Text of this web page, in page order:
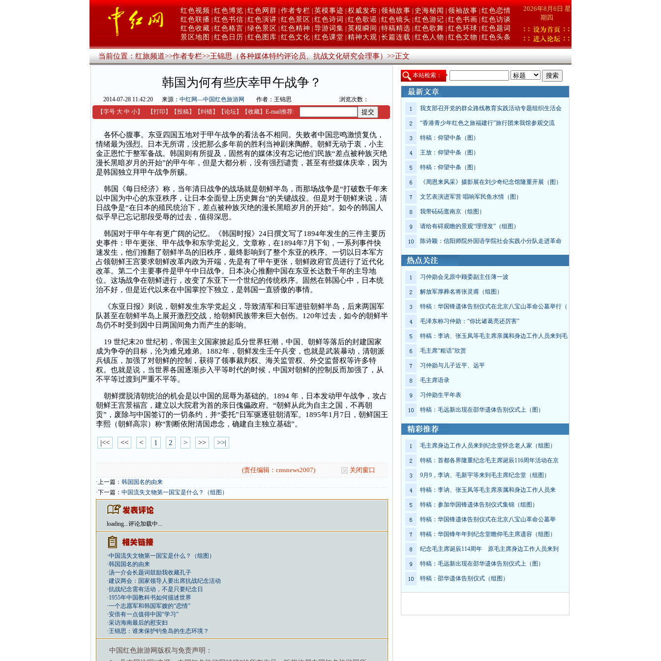
红色视频 红色博览 红色网群 作者专栏 英模事迹 权威发布 领袖故事 史海秘闻 领袖故事 红色恋情
红色联播 红色书信 红色演讲 红色景区 红色诗词 红色歌谣 红色镜头 红色游记 红色书画
红色访谈
红色收藏 红色格言 绿色景区 红色精神 导游词集 英模瞬间 特稿精选 红色歌舞 红色环球 红色题词
景区地图
红色日历 红色图库 红色文化 红色课堂 精神大观 长篇连载 红色人物 红色文物 红色头条
2026年8月6日 星
期四
当前位置：红旅频道>>作者专栏>>王锦思（各种媒体特约评论员、抗战文化研究会理事）>>正文
韩国为何有些庆幸甲午战争？
2014-07-28 11:42:20 来源： 中红网—中国红色旅游网 作者：王锦思
浏览次数：
【字号 大 中 小】 【打印 】 【投稿】 【纠错】 【论坛】 【收藏】 E-mail推荐:
各怀心腹事。东亚四国五地对于甲午战争的看法各不相同。失败者中国悲鸣激愤复仇，
情绪最为强烈。日本无所谓，没把那么多年前的胜利当神剧来陶醉。朝鲜无动于衷，小主
金正恩忙于整军备战。韩国则有所提及，固然有的媒体没有忘记他们民族“差点被种族灭绝
漫长黑暗岁月的开始”的甲午年，但是大都分析，没有强烈谴责，甚至有些媒体庆幸，因为
是韩国独立拜甲午战争所赐。
韩国《每日经济》称，当年清日战争的战场就是朝鲜半岛，而那场战争是“打破数千年来
以中国为中心的东亚秩序，让日本全面登上历史舞台”的关键战役。但是对于朝鲜来说，清
日战争是“在日本的殖民统治下，差点被种族灭绝的漫长黑暗岁月的开始”。如今的韩国人
似乎早已忘记那段受辱的过去，值得深思。
韩国对于甲午年有更广阔的记忆。《韩国时报》24日撰文写了1894年发生的三件主要历
史事件：甲午更张、甲午战争和东学党起义。文章称，在1894年7月下旬，一系列事件快
速发生，他们推翻了朝鲜半岛的旧秩序，最终影响到了整个东亚的秩序。一切以日本军方
占领朝鲜王宫要求朝鲜改革内政为开端，先是有了甲午更张，朝鲜政府官员进行了近代化
改革。第二个主要事件是甲午中日战争。日本决心推翻中国在东亚长达数千年的主导地
位。这场战争在朝鲜进行，改变了东亚下一个世纪的传统秩序。固然在韩国心中，日本统
治不好，但是近代以来在中国掌控下独立，是韩国一直骄傲的事情。
《东亚日报》则说，朝鲜发生东学党起义，导致清军和日军进驻朝鲜半岛，后来两国军
队甚至在朝鲜半岛上展开激烈交战，给朝鲜民族带来巨大创伤。120年过去，如今的朝鲜半
岛仍不时受到因中日两国间角力而产生的影响。
19 世纪末20 世纪初，帝国主义国家掀起瓜分世界狂潮，中国、朝鲜等落后的封建国家
成为争夺的目标，沦为难兄难弟。1882年，朝鲜发生壬午兵变，也就是武装暴动，清朝派
兵镇压，加强了对朝鲜的控制，获得了领事裁判权、海关监管权、外交监督权等许多特
权。也就是说，当世界各国逐渐步入平等时代的时候，中国对朝鲜的控制反而加强了，从
不平等过渡到严重不平等。
朝鲜摆脱清朝统治的机会是以中国的屈辱为基础的。1894 年，日本发动甲午战争，攻占
朝鲜王宫景福宫，建立以大院君为首的亲日傀儡政府。“朝鲜从此为自主之国，不再朝
贡”，废除与中国签订的一切条约，并“委托”日军驱逐驻朝清军。1895年1月7日，朝鲜国王
李熙（朝鲜高宗）称“割断依附清国虑念，确建自主独立基础”。
|<< << < 1 2 > >> >>|
(责任编辑：cmsnews2007) 关闭窗口
·上一篇： 韩国国名的由来
·下一篇： 中国流失文物第一国宝是什么？（组图）
loading...评论加载中...
·中国流失文物第一国宝是什么？（组图）
·韩国国名的由来
·汤一介会长题词鼓励我收藏孔子
·建议两会：国家领导人要出席抗战纪念活动
·抗战纪念需有活动，不是只要纪念日
·1955年中国教科书如何描述世界
·一个志愿军和韩国军嫂的“恋情”
·安倍有一点值得中国“学习”
·采访海南最后的慰安妇
·王锦思：谁来保护钓鱼岛的生态环境？
中国红色旅游网版权与免责声明：
本站检索：
我支部召开党的群众路线教育实践活动专题组织生活会
“香港青少年红色之旅福建行”旅行团来我馆参观交流
特稿：仰望中条（图）
王放：仰望中条（图）
特稿：仰望中条（图）
《周恩来风采》摄影展在刘少奇纪念馆隆重开展（图）
文艺表演进军营 唱响军民鱼水情（图）
我带砳砳逛南京（组图）
请给有碍观瞻的景观“理理发”（组图）
陈诗颖：信阳师院外国语学院社会实践小分队走进革命
习仲勋会见原中顾委副主任薄一波
解放军厚葬名将张灵甫（组图）
特稿：华国锋遗体告别仪式在北京八宝山革命公墓举行（
毛泽东称习仲勋：“你比诸葛亮还厉害”
特稿：李讷、张玉凤等毛主席亲属和身边工作人员来到毛
毛主席“粗话”欣赏
习仲勋与儿子近平、远平
毛主席语录
习仲勋生平年表
特稿：毛远新出现在邵华遗体告别仪式上（图）
毛主席身边工作人员来到纪念堂怀念老人家（组图）
特稿：首都各界隆重纪念毛主席诞辰116周年活动在京
9月9，李讷、毛新宇等来到毛主席纪念堂（组图）
特稿：李讷、张玉凤等毛主席亲属和身边工作人员来
特稿：参加华国锋遗体告别仪式集锦（组图）
特稿：华国锋遗体告别仪式在北京八宝山革命公墓举
特稿：华国锋年年到纪念堂瞻仰毛主席遗容（组图）
纪念毛主席诞辰114周年 原毛主席身边工作人员来到
特稿：毛远新出现在邵华遗体告别仪式上（图）
特稿：邵华遗体告别仪式（组图）